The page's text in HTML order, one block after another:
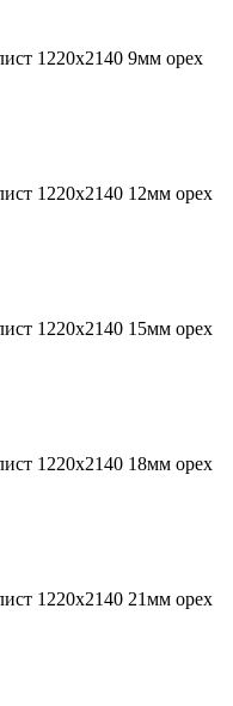
1220х2140 9мм орех
1220х2140 12мм орех
1220х2140 15мм орех
1220х2140 18мм орех
1220х2140 21мм орех